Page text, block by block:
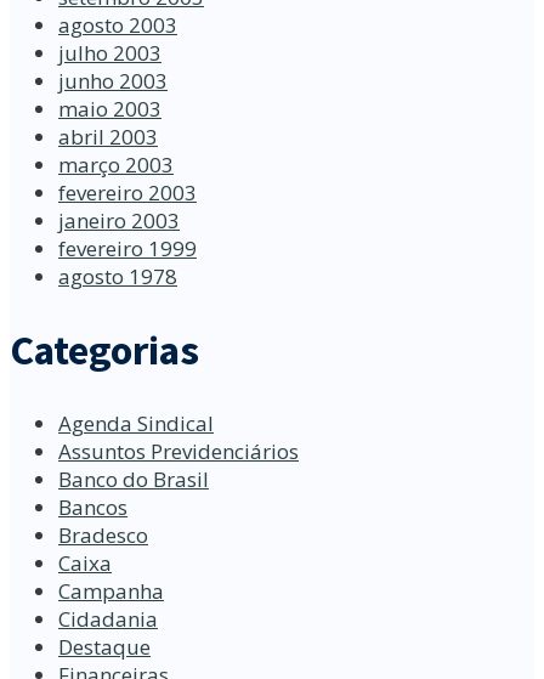
agosto 2003
julho 2003
junho 2003
maio 2003
abril 2003
março 2003
fevereiro 2003
janeiro 2003
fevereiro 1999
agosto 1978
Categorias
Agenda Sindical
Assuntos Previdenciários
Banco do Brasil
Bancos
Bradesco
Caixa
Campanha
Cidadania
Destaque